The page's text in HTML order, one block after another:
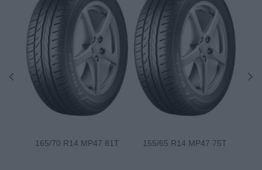
165/70 R14 MP47 81T 155/65 R14 MP47 75T